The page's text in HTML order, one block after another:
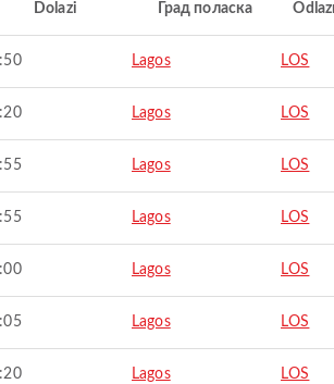
Dolazi Град поласка
Lagos LOS
Lagos LOS
Lagos LOS
Lagos LOS
Lagos LOS
Lagos LOS
Lagos LOS